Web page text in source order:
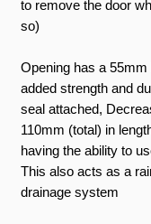
to remove the door
so)
Opening has a 55mm
added strength and
seal attached,
110mm (total) in
having the ability to
This also acts as a
drainage system